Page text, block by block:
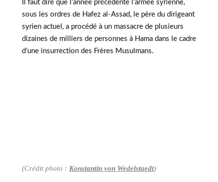
Il faut dire que l’année précédente l’armée syrienne,
sous les ordres de Hafez al-Assad, le père du dirigeant
syrien actuel, a procédé à un massacre de plusieurs
dizaines de milliers de personnes à Hama dans le cadre
d’une insurrection des Frères Musulmans.
(Crédit photo : Konstantin von Wedelstaedt)